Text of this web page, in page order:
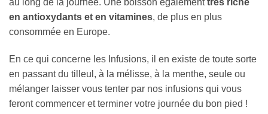
en antioxydants et en vitamines, de plus en plus
consommée en Europe.
En ce qui concerne les Infusions, il en existe de toute sorte
en passant du tilleul, à la mélisse, à la menthe, seule ou
mélanger laisser vous tenter par nos infusions qui vous
feront commencer et terminer votre journée du bon pied !